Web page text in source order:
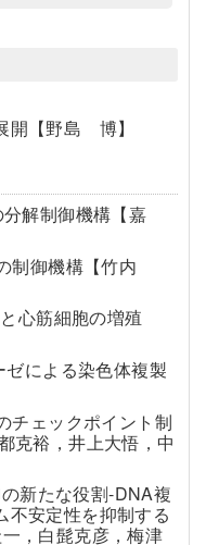
開【野島 博】
分解制御機構【嘉
制御機構【竹内
心筋細胞の増殖
による染色体複製
チェックポイント制
克裕，井上大悟，中
新たな役割-DNA複
不安定性を抑制する
，白髭克彦，梅津